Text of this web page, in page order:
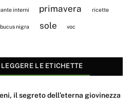
interni primavera ricette
nigra sole voc
LE ETICHETTE
il segreto dell’eterna giovinezza